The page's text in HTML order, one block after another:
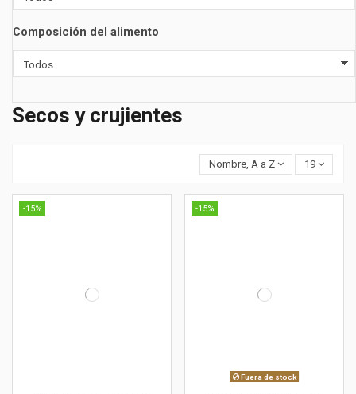
Secos y crujientes
Nombre, A a Z 19
-15% -15%
Fuera de stock
Composición del alimento